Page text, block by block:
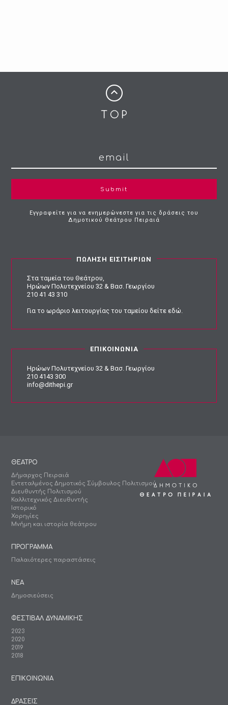
Submit
Εγγραφείτε για να ενημερώνεστε για τις δράσεις του
Δημοτικού Θεάτρου Πειραιά
ΠΩΛΗΣΗ ΕΙΣΙΤΗΡΙΩΝ
Στα ταμεία του Θεάτρου,
Ηρώων Πολυτεχνείου 32 & Βασ. Γεωργίου
210 41 43 310
Για το ωράριο λειτουργίας του ταμείουδείτε εδώ.
ΕΠΙΚΟΙΝΩΝΙΑ
Ηρώων Πολυτεχνείου 32 & Βασ. Γεωργίου
210 4143 300
info@dithepi.gr
ΘΕΑΤΡΟ
Δήμαρχος Πειραιά
Εντεταλμένος Δημοτικός Σύμβουλος Πολιτισμού
Διευθυντής Πολιτισμού
Καλλιτεχνικός Διευθυντής
Ιστορικό
Χορηγίες
Μνήμη και ιστορία θεάτρου
ΠΡΟΓΡΑΜΜΑ
Παλαιότερες παραστάσεις
ΝΕΑ
Δημοσιεύσεις
ΦΕΣΤΙΒΑΛ ΔΥΝΑΜΙΚΗΣ
2023
2020
2019
2018
ΕΠΙΚΟΙΝΩΝΙΑ
ΔΡΑΣΕΙΣ